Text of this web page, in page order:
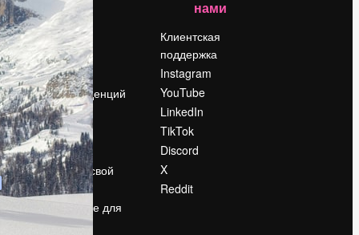
Цены
О нас
Reviews
Вакансии
Поиск тенденций
Блог
События
Slidesgo
Продайте свой
контент
Помещение для
прессы
нами
Клиентская
поддержка
Instagram
YouTube
LinkedIn
TikTok
Discord
X
Reddit